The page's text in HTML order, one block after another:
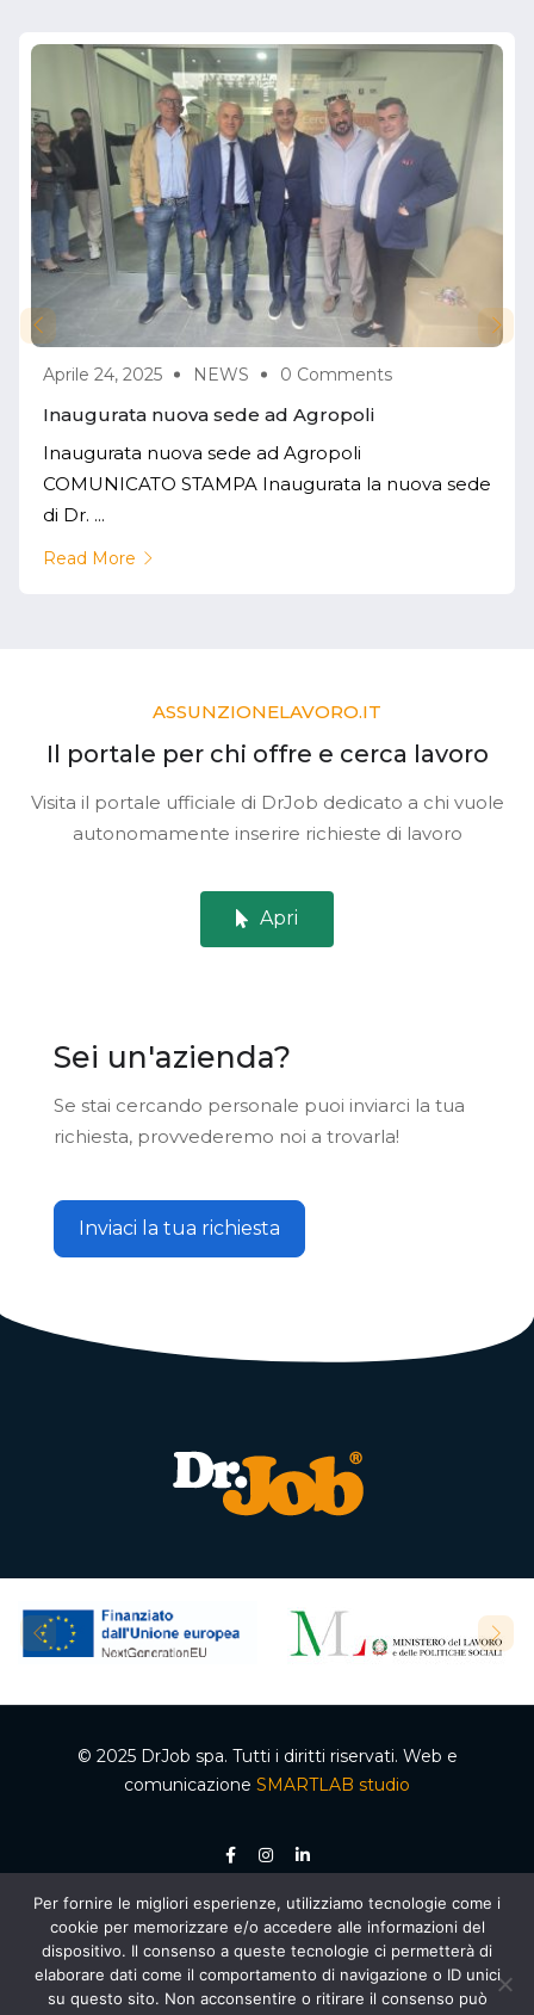
Aprile 24, 2025 NEWS 0 Comments
Inaugurata nuova sede ad Agropoli
Inaugurata nuova sede ad Agropoli
COMUNICATO STAMPA Inaugurata la nuova sede
di Dr. ...
Read More
ASSUNZIONELAVORO.IT
Il portale per chi offre e cerca lavoro
Visita il portale ufficiale di DrJob dedicato a chi vuole
autonomamente inserire richieste di lavoro
Apri
Sei un'azienda?
Se stai cercando personale puoi inviarci la tua
richiesta, provvederemo noi a trovarla!
Inviaci la tua richiesta
© 2025 DrJob spa. Tutti i diritti riservati. Web e
comunicazione SMARTLAB studio
P.IVA 04502150610 – Codice REA 332192 – Capitale sociale €50.000,00 i.v.
Ente accreditato dalla Regione Campania per le attività di formazione e
orientamento, decreto n. 2 del 05.012020, cod. organismo 03200/12/20. Agenzia per il
lavoro autorizzata dal Ministero del Lavoro e delle Politiche Sociali – Sezione 4
(Ricerca e selezione del personale) – AUT. MIN. PROT. R.0000159.30.11.2020 – Piano
Nazionale di Ripresa e Resilienza (PNRR)
, Missione 5 “Inclusione e coesione”,
Componente 1 “Politiche per il Lavoro”, Riforma 1.1 “Politiche Attive del Lavoro e
Per fornire le migliori esperienze, utilizziamo tecnologie come i
cookie per memorizzare e/o accedere alle informazioni del
dispositivo. Il consenso a queste tecnologie ci permetterà di
elaborare dati come il comportamento di navigazione o ID unici
su questo sito. Non acconsentire o ritirare il consenso può